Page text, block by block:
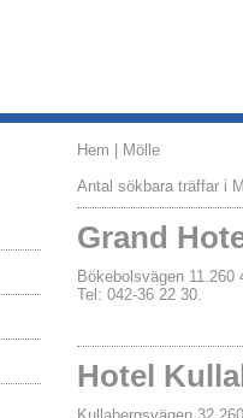
Hem | Mölle
Antal sökbara träffar i
Grand
Bökebolsvägen
Tel: 042-36 22 30.
Hotel